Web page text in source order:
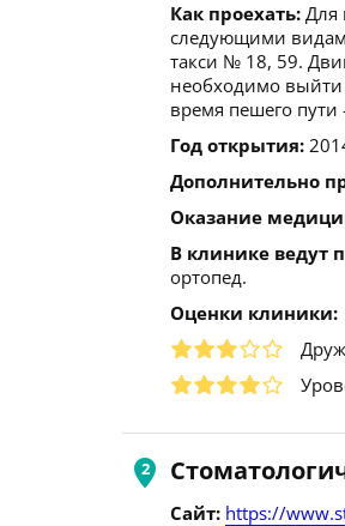
Как проехать: Для
следующими
такси № 18, 59.
необходимо
время пешего
Год открытия:
Дополнительно
Оказание
В клинике ведут
ортопед.
Оценки клиники:
Сайт: https://